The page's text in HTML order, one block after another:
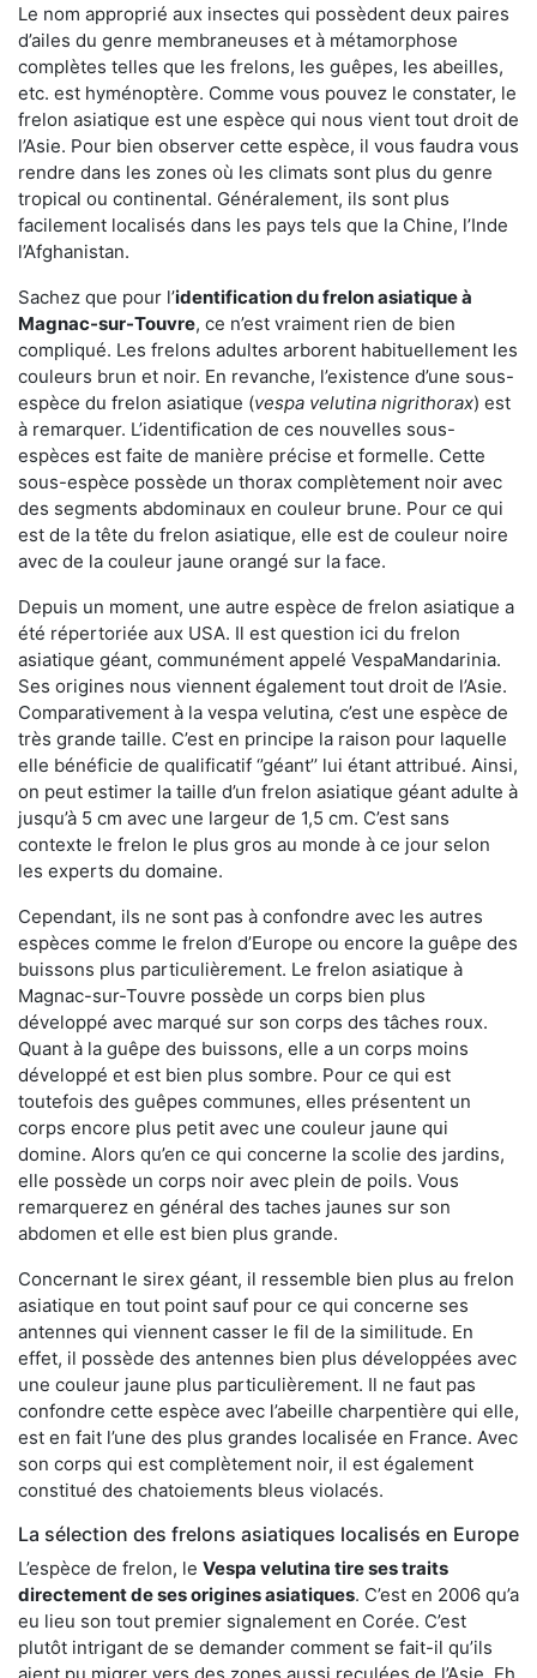
Le nom approprié aux insectes qui possèdent deux paires
d’ailes du genre membraneuses et à métamorphose
complètes telles que les frelons, les guêpes, les abeilles,
etc. est hyménoptère. Comme vous pouvez le constater, le
frelon asiatique est une espèce qui nous vient tout droit de
l’Asie. Pour bien observer cette espèce, il vous faudra vous
rendre dans les zones où les climats sont plus du genre
tropical ou continental. Généralement, ils sont plus
facilement localisés dans les pays tels que la Chine, l’Inde
l’Afghanistan.
Sachez que pour l’identification du frelon asiatiqueà
Magnac-sur-Touvre, ce n’est vraiment rien de bien
compliqué. Les frelons adultes arborent habituellement les
couleurs brun et noir. En revanche, l’existence d’une sous-
espèce du frelon asiatique (vespa velutina nigrithorax) est
à remarquer. L’identification de ces nouvelles sous-
espèces est faite de manière précise et formelle. Cette
sous-espèce possède un thorax complètement noir avec
des segments abdominaux en couleur brune. Pour ce qui
est de la tête du frelon asiatique, elle est de couleur noire
avec de la couleur jaune orangé sur la face.
Depuis un moment, une autre espèce de frelon asiatique a
été répertoriée aux USA. Il est question ici du frelon
asiatique géant, communément appelé VespaMandarinia.
Ses origines nous viennent également tout droit de l’Asie.
Comparativement à la vespa velutina, c’est une espèce de
très grande taille. C’est en principe la raison pour laquelle
elle bénéficie de qualificatif ‘’géant’’ lui étant attribué. Ainsi,
on peut estimer la taille d’un frelon asiatique géant adulte à
jusqu’à 5 cm avec une largeur de 1,5 cm. C’est sans
contexte le frelon le plus gros au monde à ce jour selon
les experts du domaine.
Cependant, ils ne sont pas à confondre avec les autres
espèces comme le frelon d’Europe ou encore la guêpe des
buissons plus particulièrement. Le frelon asiatique à
Magnac-sur-Touvre possède un corps bien plus
développé avec marqué sur son corps des tâches roux.
Quant à la guêpe des buissons, elle a un corps moins
développé et est bien plus sombre. Pour ce qui est
toutefois des guêpes communes, elles présentent un
corps encore plus petit avec une couleur jaune qui
domine. Alors qu’en ce qui concerne la scolie des jardins,
elle possède un corps noir avec plein de poils. Vous
remarquerez en général des taches jaunes sur son
abdomen et elle est bien plus grande.
Concernant le sirex géant, il ressemble bien plus au frelon
asiatique en tout point sauf pour ce qui concerne ses
antennes qui viennent casser le fil de la similitude. En
effet, il possède des antennes bien plus développées avec
une couleur jaune plus particulièrement. Il ne faut pas
confondre cette espèce avec l’abeille charpentière qui elle,
est en fait l’une des plus grandes localisée en France. Avec
son corps qui est complètement noir, il est également
constitué des chatoiements bleus violacés.
La sélection des frelons asiatiques localisés en Europe
L’espèce de frelon, le Vespa velutina tire ses traits
directement de ses origines asiatiques. C’est en 2006 qu’a
eu lieu son tout premier signalement en Corée. C’est
plutôt intrigant de se demander comment se fait-il qu’ils
aient pu migrer vers des zones aussi reculées de l’Asie. Eh